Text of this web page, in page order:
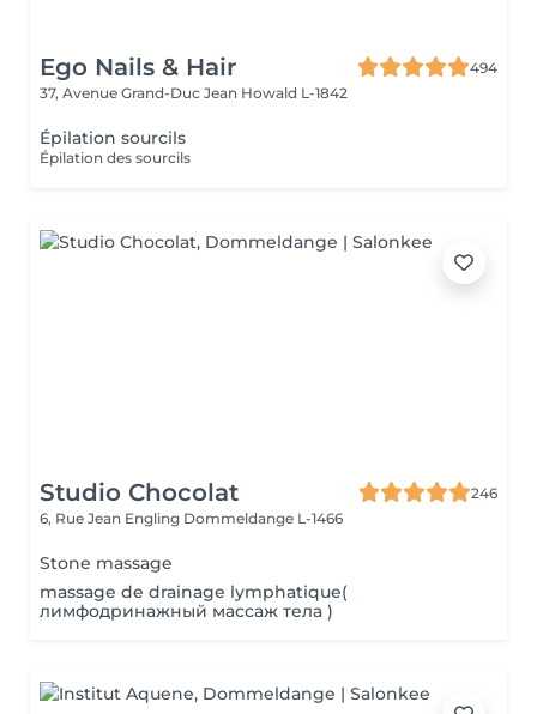
Ego Nails & Hair
494
37, Avenue Grand-Duc Jean Howald L-1842
Épilation sourcils
Épilation des sourcils
Studio Chocolat
246
6, Rue Jean Engling Dommeldange L-1466
Stone massage
massage de drainage lymphatique(
лимфодринажный массаж тела )